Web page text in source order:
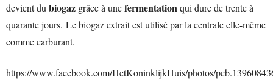
devient du biogaz grâce à unefermentationqui dure de trente à
quarante jours. Le biogaz extrait est utilisé par la centrale elle-même
comme carburant.
https://www.facebook.com/HetKoninklijkHuis/photos/